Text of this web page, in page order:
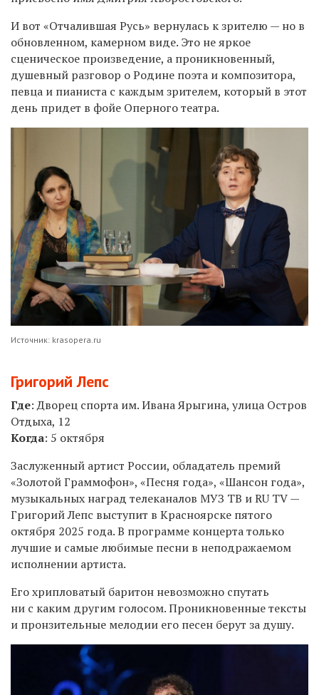
И вот «Отчалившая Русь» вернулась к зрителю — но в
обновленном, камерном виде. Это не яркое
сценическое произведение, а проникновенный,
душевный разговор о Родине поэта и композитора,
певца и пианиста с каждым зрителем, который в этот
день придет в фойе Оперного театра.
Источник: krasopera.ru
Григорий Лепс
Где:Дворец спорта им. Ивана Ярыгина, улица Остров
Отдыха, 12
Когда: 5 октября
Заслуженный артист России, обладатель премий
«Золотой Граммофон», «Песня года», «Шансон года»,
музыкальных наград телеканалов МУЗ ТВ и RU TV —
Григорий Лепс выступит в Красноярске пятого
октября 2025 года. В программе концерта только
лучшие и самые любимые песни в неподражаемом
исполнении артиста.
Его хрипловатый баритон невозможно спутать
ни с каким другим голосом. Проникновенные тексты
и пронзительные мелодии его песен берут за душу.